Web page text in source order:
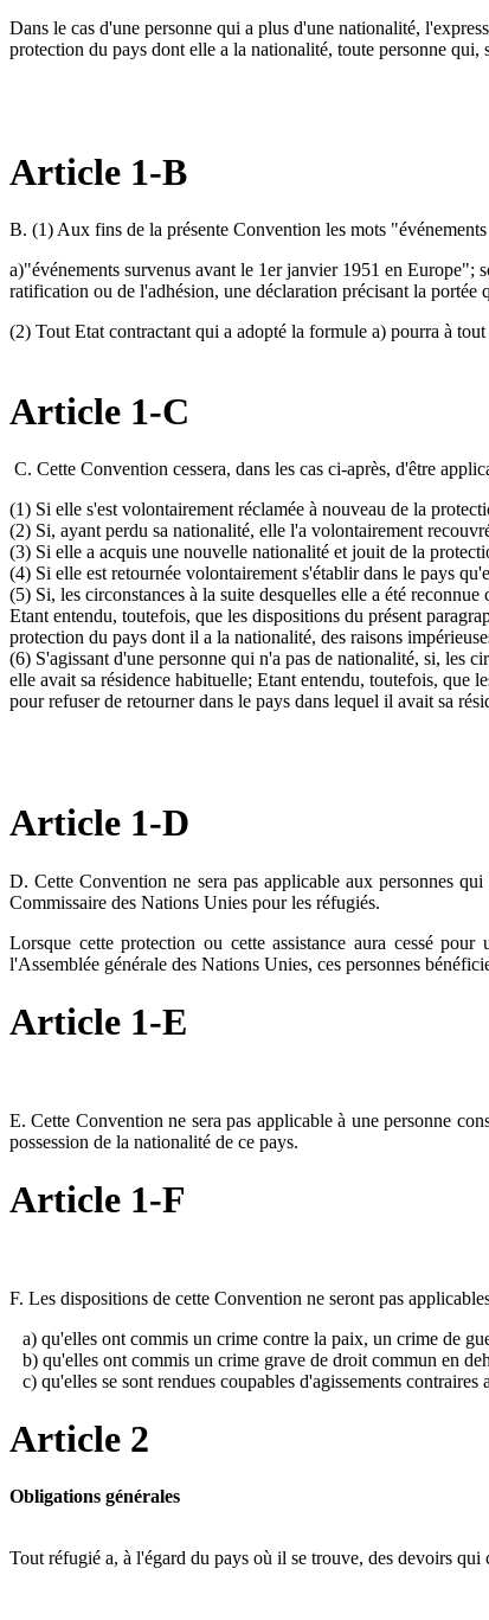
Dans le cas d'une personne qui a plus d'une nationalité,
protection du pays dont elle a la nationalité, toute personne
Article 1-B
B. (1) Aux fins de la présente Convention les mots
a)"événements survenus avant le 1er janvier 1951 en Europe";
ratification ou de l'adhésion, une déclaration précisant la portée
(2) Tout Etat contractant qui a adopté la formule a) pourra à
Article 1-C
C. Cette Convention cessera, dans les cas ci-après, d'être
(1) Si elle s'est volontairement réclamée à nouveau de la
(2) Si, ayant perdu sa nationalité, elle l'a volontairement
(3) Si elle a acquis une nouvelle nationalité et jouit de la
(4) Si elle est retournée volontairement s'établir dans le pays
(5) Si, les circonstances à la suite desquelles elle a été
Etant entendu, toutefois, que les dispositions du présent
protection du pays dont il a la nationalité, des raisons
(6) S'agissant d'une personne qui n'a pas de nationalité, si, les
elle avait sa résidence habituelle; Etant entendu, toutefois, que
pour refuser de retourner dans le pays dans lequel il avait sa
Article 1-D
D. Cette Convention ne sera pas applicable aux personnes
Commissaire des Nations Unies pour les réfugiés.
Lorsque cette protection ou cette assistance aura cessé
l'Assemblée générale des Nations Unies, ces personnes
Article 1-E
E. Cette Convention ne sera pas applicable à une personne
possession de la nationalité de ce pays.
Article 1-F
F. Les dispositions de cette Convention ne seront pas
a) qu'elles ont commis un crime contre la paix, un crime de
b) qu'elles ont commis un crime grave de droit commun en
c) qu'elles se sont rendues coupables d'agissements
Article 2
Obligations générales
Tout réfugié a, à l'égard du pays où il se trouve, des devoirs